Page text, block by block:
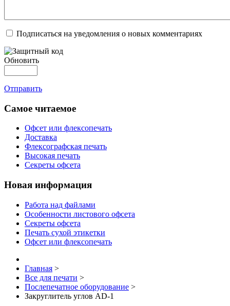
Подписаться на уведомления о новых комментариях
Обновить
Отправить
Самое читаемое
Офсет или флексопечать
Доставка
Флексографская печать
Высокая печать
Секреты офсета
Новая информация
Работа над файлами
Особенности листового офсета
Секреты офсета
Печать сухой этикетки
Офсет или флексопечать
Главная >
Все для печати >
Послепечатное оборудование >
Закруглитель углов AD-1